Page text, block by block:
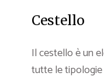
Cestello
Il cestello è un
tutte le tipologie